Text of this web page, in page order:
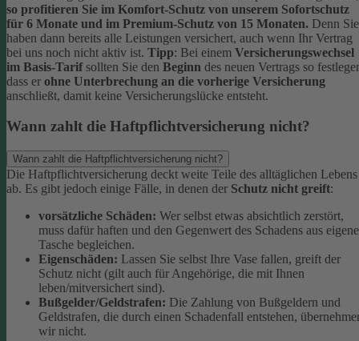
so profitieren Sie im Komfort-Schutz von unserem Sofortschutz
für 6 Monate und im Premium-Schutz von 15 Monaten. Denn Sie
haben dann bereits alle Leistungen versichert, auch wenn Ihr Vertrag
bei uns noch nicht aktiv ist. Tipp: Bei einem Versicherungswechsel
im Basis-Tarifsollten Sie den Beginn des neuen Vertrags so
dass er ohne Unterbrechung an die vorherige Versicherung
anschließt, damit keine Versicherungslücke entsteht.
Wann zahlt die Haftpflichtversicherung nicht?
Wann zahlt die Haftpflichtversicherung nicht?
Die Haftpflichtversicherung deckt weite Teile des alltäglichen Lebens
ab. Es gibt jedoch einige Fälle, in denen der Schutz nicht greift:
vorsätzliche Schäden: Wer selbst etwas absichtlich zerstört,
muss dafür haften und den Gegenwert des Schadens aus
Tasche begleichen.
Eigenschäden: Lassen Sie selbst Ihre Vase fallen, greift der
Schutz nicht (gilt auch für Angehörige, die mit Ihnen
leben/mitversichert sind).
Bußgelder/Geldstrafen: Die Zahlung von Bußgeldern und
Geldstrafen, die durch einen Schadenfall entstehen,
wir nicht.